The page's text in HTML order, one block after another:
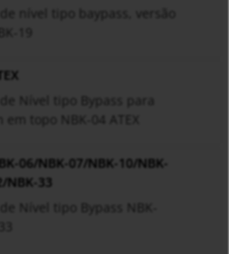
nível tipo baypass, versão
19
Nível tipo Bypass para
em topo NBK-04 ATEX
06/NBK-07/NBK-10/NBK-
NBK-33
Nível tipo Bypass NBK-